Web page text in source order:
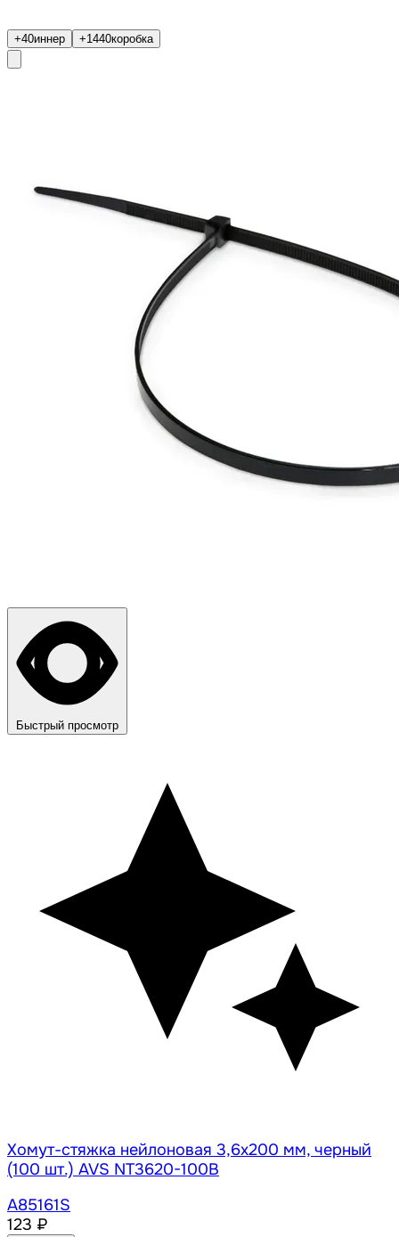
+40иннер +1440коробка
Быстрый просмотр
Хомут-стяжка нейлоновая 3,6х200 мм, черный
(100 шт.) AVS NT3620-100B
A85161S
123 ₽